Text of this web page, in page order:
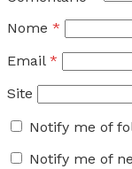
Nome *
Email *
Site
Notify me of
Notify me of